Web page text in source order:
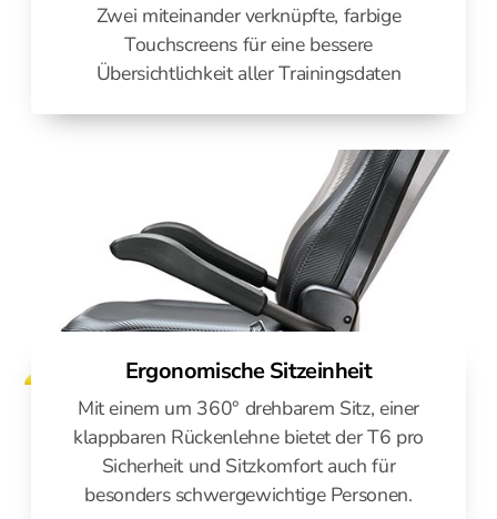
Zwei miteinander verknüpfte, farbige
Touchscreens für eine bessere
Übersichtlichkeit aller Trainingsdaten
Ergonomische Sitzeinheit
Mit einem um 360° drehbarem Sitz, einer
klappbaren Rückenlehne bietet der T6 pro
Sicherheit und Sitzkomfort auch für
besonders schwergewichtige Personen.